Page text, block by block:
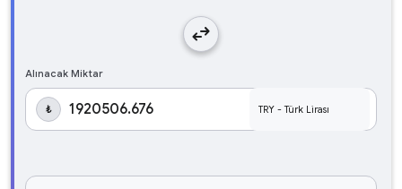
swap_horiz
Alınacak Miktar
₺